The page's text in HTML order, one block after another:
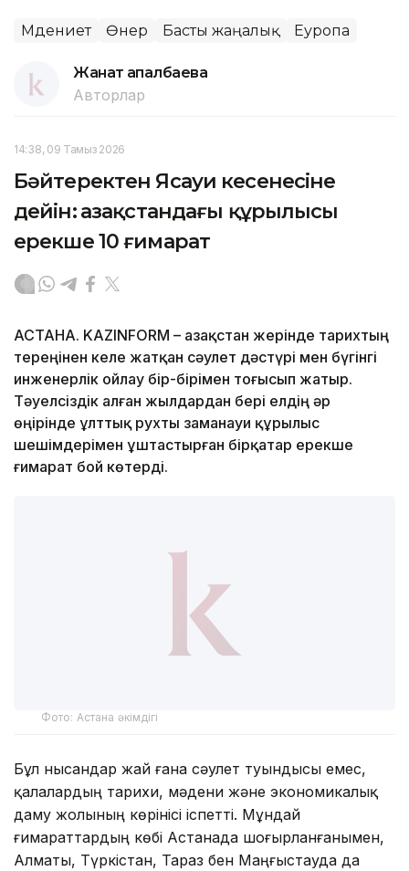
Мәдениет Өнер Басты жаңалық Еуропа
Жанат Қапалбаева
Авторлар
14:38, 09 Тамыз 2026
Бәйтеректен Ясауи кесенесіне
дейін: Қазақстандағы құрылысы
ерекше 10 ғимарат
АСТАНА. KAZINFORM – Қазақстан жерінде тарихтың
тереңінен келе жатқан сәулет дәстүрі мен бүгінгі
инженерлік ойлау бір-бірімен тоғысып жатыр.
Тәуелсіздік алған жылдардан бері елдің әр
өңірінде ұлттық рухты заманауи құрылыс
шешімдерімен ұштастырған бірқатар ерекше
ғимарат бой көтерді.
Фото: Астана әкімдігі
Бұл нысандар жай ғана сәулет туындысы емес,
қалалардың тарихи, мәдени және экономикалық
даму жолының көрінісі іспетті. Мұндай
ғимараттардың көбі Астанада шоғырланғанымен,
Алматы, Түркістан, Тараз бен Маңғыстауда да